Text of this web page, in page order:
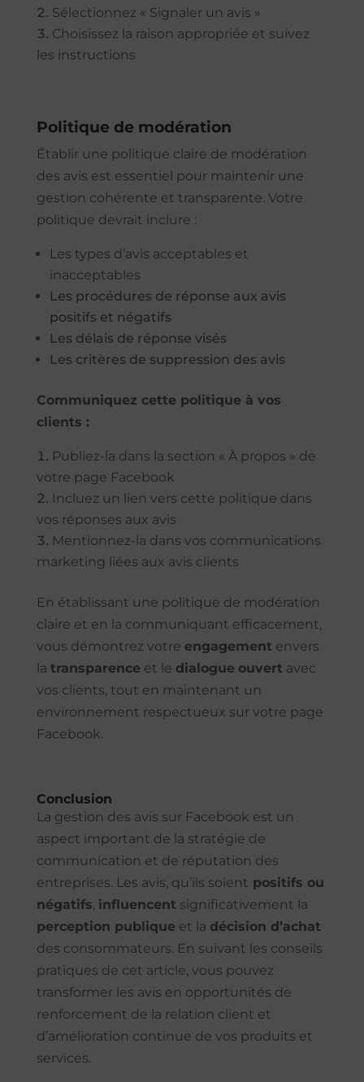
Sélectionnez « Signaler un avis »
Choisissez la raison appropriée et suivez
les instructions
Politique de modération
Établir une politique claire de modération
des avis est essentiel pour maintenir une
gestion cohérente et transparente. Votre
politique devrait inclure :
Les types d’avis acceptables et
inacceptables
Les procédures de réponse aux avis
positifs et négatifs
Les délais de réponse visés
Les critères de suppression des avis
Communiquez cette politique à vos
clients :
Publiez-la dans la section « À propos » de
votre page Facebook
Incluez un lien vers cette politique dans
vos réponses aux avis
Mentionnez-la dans vos communications
marketing liées aux avis clients
En établissant une politique de modération
claire et en la communiquant efficacement,
vous démontrez votre engagement envers
la transparenceet le dialogue ouvert avec
vos clients, tout en maintenant un
environnement respectueux sur votre page
Facebook.
Conclusion
La gestion des avis sur Facebook est un
aspect important de la stratégie de
communication et de réputation des
entreprises. Les avis, qu’ils soient positifs ou
négatifs, influencent significativement la
perception publiqueet la décision d’achat
des consommateurs. En suivant les conseils
pratiques de cet article, vous pouvez
transformer les avis en opportunités de
renforcement de la relation client et
d’amélioration continue de vos produits et
services.